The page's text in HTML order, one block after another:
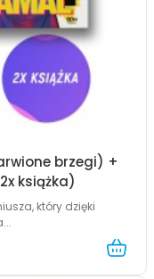
brzegi) +
książka)
który dzięki